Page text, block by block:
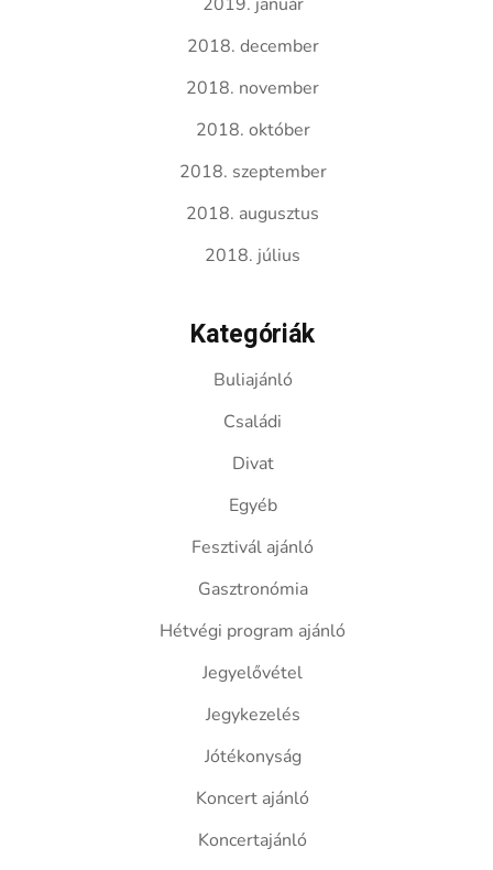
2018. december
2018. november
2018. október
2018. szeptember
2018. augusztus
2018. július
Kategóriák
Buliajánló
Családi
Divat
Egyéb
Fesztivál ajánló
Gasztronómia
Hétvégi program ajánló
Jegyelővétel
Jegykezelés
Jótékonyság
Koncert ajánló
Koncertajánló